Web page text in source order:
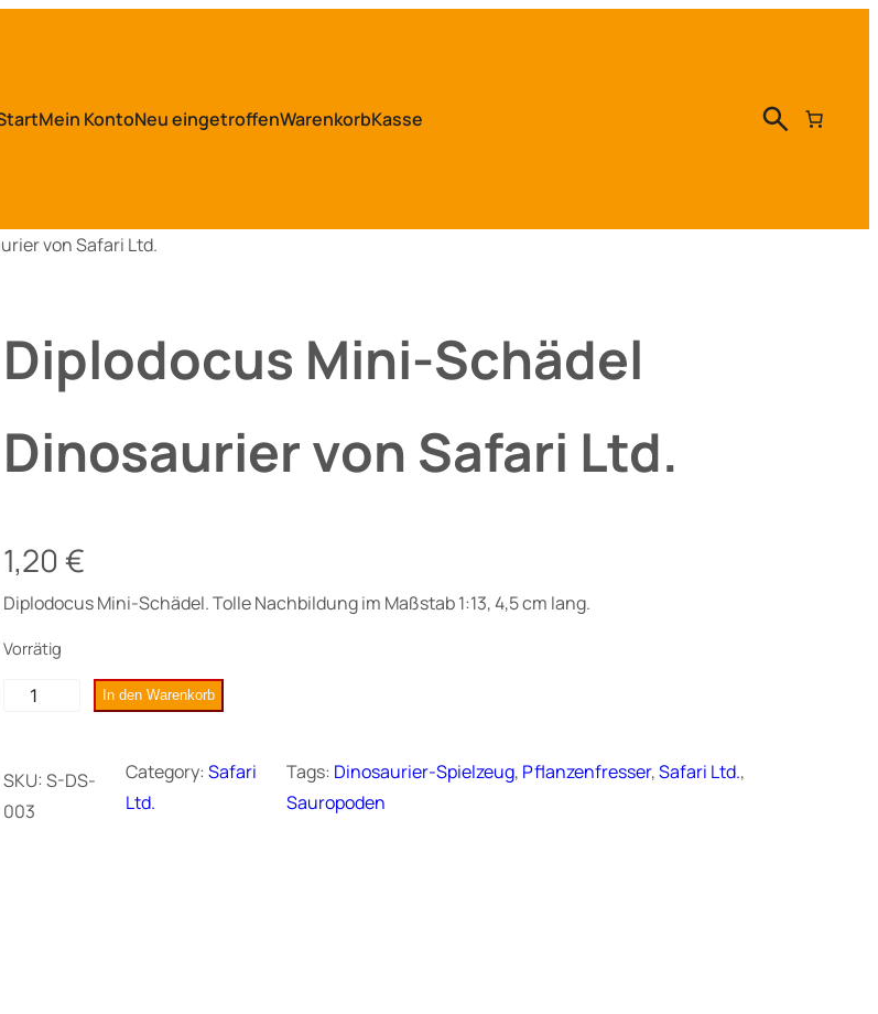
Mein KontoNeu eingetroffenWarenkorbKasse
von Safari Ltd.
Diplodocus Mini-Schädel
Dinosaurier von Safari Ltd.
1,20 €
Diplodocus Mini-Schädel. Tolle Nachbildung im Maßstab 1:13, 4,5 cm lang.
Vorrätig
l
o
In den Warenkorb
SKU: S-DS-
003
Category: Safari
Ltd.
Tags: Dinosaurier-Spielzeug, Pflanzenfresser, Safari Ltd.
Sauropoden